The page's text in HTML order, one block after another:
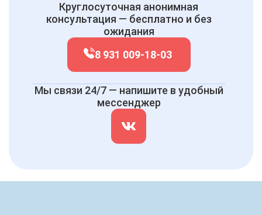
Круглосуточная анонимная
консультация — бесплатно и без
ожидания
8 931 009-18-03
Мы связи 24/7 — напишите в удобный
мессенджер